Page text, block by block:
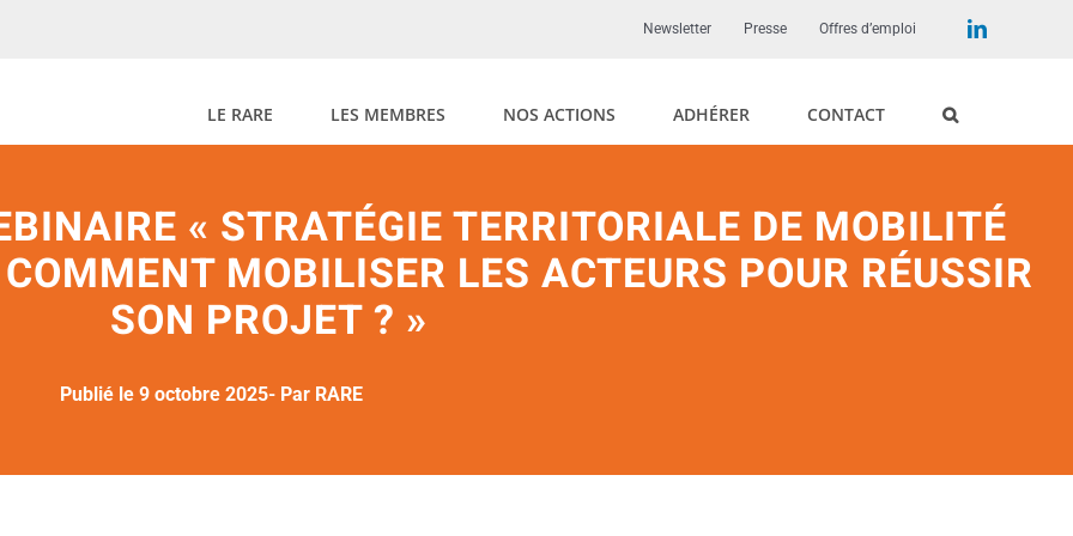
Newsletter Presse Offres d’emploi LinkedIn
LE RARE LES MEMBRES NOS ACTIONS ADHÉRER CONTACT
« STRATÉGIE TERRITORIALE DE MOBILITÉ
MOBILISER LES ACTEURS POUR RÉUSSIR
SON PROJET ? »
Publié le 9 octobre 2025- Par RARE